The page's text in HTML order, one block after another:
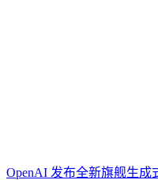
OpenAI 发布全新旗舰生成